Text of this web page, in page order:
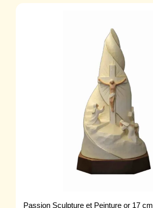
Passion Sculpture et Peinture or 17 cm